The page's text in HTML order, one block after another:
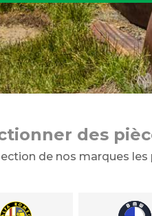
des
de nos marques les